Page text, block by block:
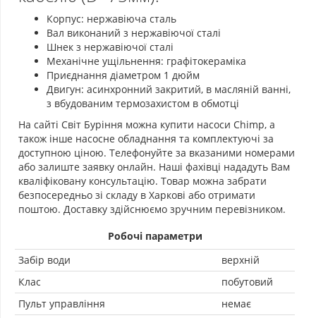
Корпус: нержавіюча сталь
Вал виконаний з нержавіючої сталі
Шнек з нержавіючої сталі
Механічне ущільнення: графітокераміка
Приєднання діаметром 1 дюйм
Двигун: асинхронний закритий, в масляній ванні,
з вбудованим термозахистом в обмотці
На сайті Світ Буріння можна купити насоси Chimp, а
також інше насосне обладнання та комплектуючі за
доступною ціною. Телефонуйте за вказаними номерами
або залиште заявку онлайн. Наші фахівці нададуть Вам
кваліфіковану консультацію. Товар можна забрати
безпосередньо зі складу в Харкові або отримати
поштою. Доставку здійснюємо зручним перевізником.
Робочі параметри
Забір води
верхній
Клас
побутовий
Пульт управління
немає